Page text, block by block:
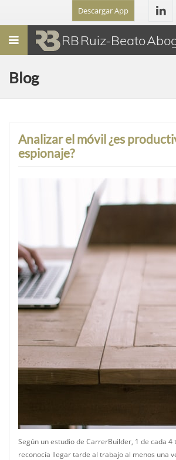
Descargar App
Menú RB Ruiz-Beato
Blog
Analizar el móvil ¿es
espionaje?
Según un estudio de CarrerBuilder, 1 de cada 4
reconocía llegar tarde al trabajo al menos una